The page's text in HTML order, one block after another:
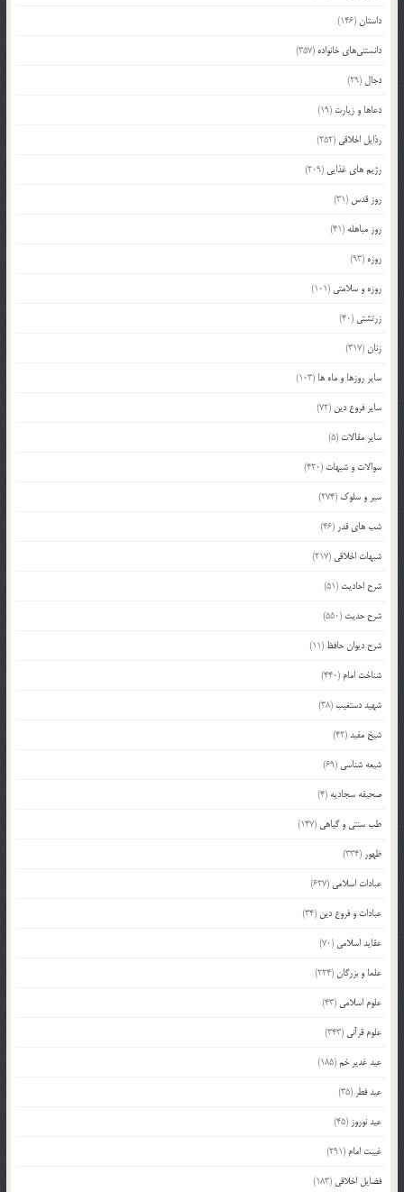
داستان(146)
دانستنی‌های خانواده (357)
دجال (29)
دعاها و زیارت (19)
رذایل اخلاقی (252)
رژیم های غذایی (209)
روز قدس (31)
روز مباهله (41)
روزه (93)
روزه و سلامتی (101)
زرتشتی (40)
زنان(317)
سایر روزها و ماه ها (103)
سایر فروع دین (72)
سایر مقالات (5)
سوالات و شبهات (420)
سیر و سلوک (274)
شب های قدر (46)
شبهات اخلاقی (217)
شرح احادیث (51)
شرح حدیث (550)
شرح دیوان حافظ (11)
شناخت امام (440)
شهید دستغیب(38)
شیخ مفید(42)
شیعه شناسی (69)
صحیفه سجادیه (4)
طب سنتی و گیاهی (147)
ظهور (334)
عبادات اسلامی (627)
عبادات و فروع دین (34)
عقاید اسلامی (70)
علما و بزرگان(224)
علوم اسلامی (43)
علوم قرآنی (343)
عید غدیر خم(185)
عید فطر (35)
عید نوروز (45)
غیبت امام (291)
فضایل اخلاقی (183)